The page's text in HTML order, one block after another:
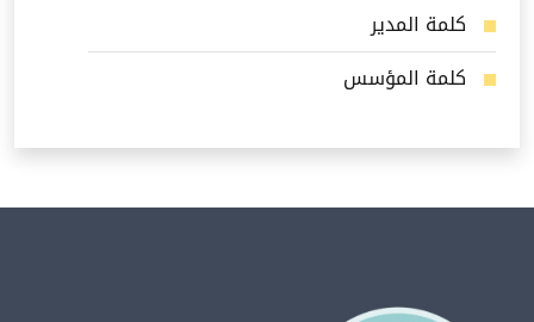
كلمة المدير
كلمة المؤسس